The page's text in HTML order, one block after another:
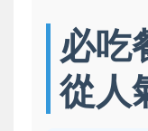
必吃
從人